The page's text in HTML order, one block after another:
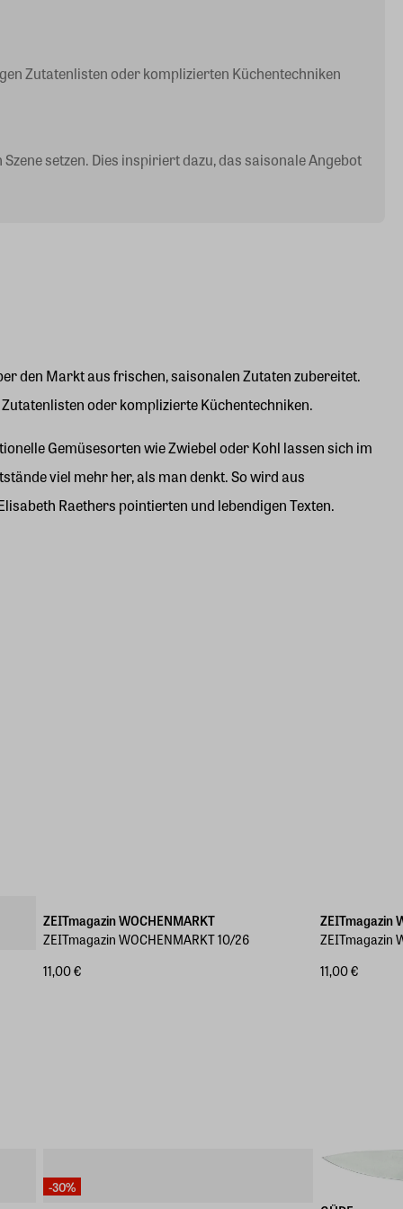
den Markt aus frischen, saisonalen Zutaten zubereitet.
oder komplizierte Küchentechniken.
Gemüsesorten wie Zwiebel oder Kohl lassen sich im
viel mehr her, als man denkt. So wird aus
Raethers pointierten und lebendigen Texten.
Zutatenlisten oder komplizierten Küchentechniken
setzen. Dies inspiriert dazu, das saisonale Angebot
ZEITmagazin WOCHENMARKT
ZEITmagazin WOCHENMARKT 10/26
11,00 €
ZEITmagazin
ZEITmagazin
11,00 €
-30%